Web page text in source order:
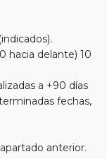
hacia delante) 10
a +90 días
fechas,
anterior.